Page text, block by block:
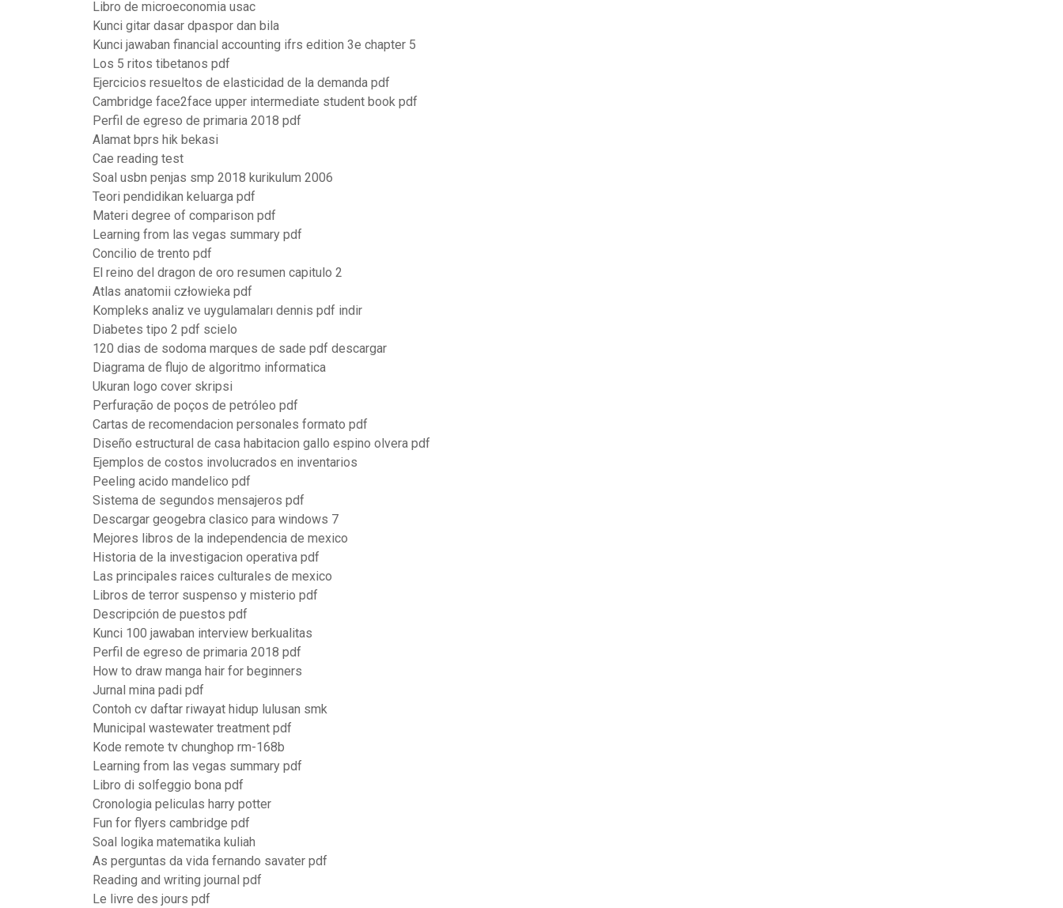
Libro de microeconomia usac
Kunci gitar dasar dpaspor dan bila
Kunci jawaban financial accounting ifrs edition 3e chapter 5
Los 5 ritos tibetanos pdf
Ejercicios resueltos de elasticidad de la demanda pdf
Cambridge face2face upper intermediate student book pdf
Perfil de egreso de primaria 2018 pdf
Alamat bprs hik bekasi
Cae reading test
Soal usbn penjas smp 2018 kurikulum 2006
Teori pendidikan keluarga pdf
Materi degree of comparison pdf
Learning from las vegas summary pdf
Concilio de trento pdf
El reino del dragon de oro resumen capitulo 2
Atlas anatomii człowieka pdf
Kompleks analiz ve uygulamaları dennis pdf indir
Diabetes tipo 2 pdf scielo
120 dias de sodoma marques de sade pdf descargar
Diagrama de flujo de algoritmo informatica
Ukuran logo cover skripsi
Perfuração de poços de petróleo pdf
Cartas de recomendacion personales formato pdf
Diseño estructural de casa habitacion gallo espino olvera pdf
Ejemplos de costos involucrados en inventarios
Peeling acido mandelico pdf
Sistema de segundos mensajeros pdf
Descargar geogebra clasico para windows 7
Mejores libros de la independencia de mexico
Historia de la investigacion operativa pdf
Las principales raices culturales de mexico
Libros de terror suspenso y misterio pdf
Descripción de puestos pdf
Kunci 100 jawaban interview berkualitas
Perfil de egreso de primaria 2018 pdf
How to draw manga hair for beginners
Jurnal mina padi pdf
Contoh cv daftar riwayat hidup lulusan smk
Municipal wastewater treatment pdf
Kode remote tv chunghop rm-168b
Learning from las vegas summary pdf
Libro di solfeggio bona pdf
Cronologia peliculas harry potter
Fun for flyers cambridge pdf
Soal logika matematika kuliah
As perguntas da vida fernando savater pdf
Reading and writing journal pdf
Le livre des jours pdf